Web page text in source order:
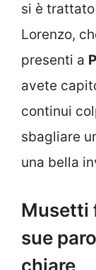
si è
Lorenzo,
presenti a
avete
continui
sbagliare
una bella
Musetti
sue
chiare